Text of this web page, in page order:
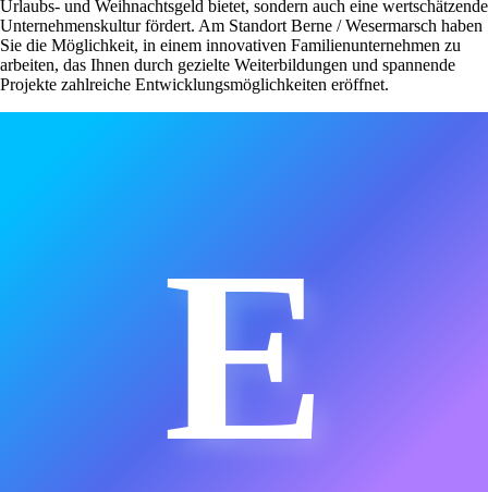
Urlaubs- und Weihnachtsgeld bietet, sondern auch eine wertschätzende
Unternehmenskultur fördert. Am Standort Berne / Wesermarsch haben
Sie die Möglichkeit, in einem innovativen Familienunternehmen zu
arbeiten, das Ihnen durch gezielte Weiterbildungen und spannende
Projekte zahlreiche Entwicklungsmöglichkeiten eröffnet.
E